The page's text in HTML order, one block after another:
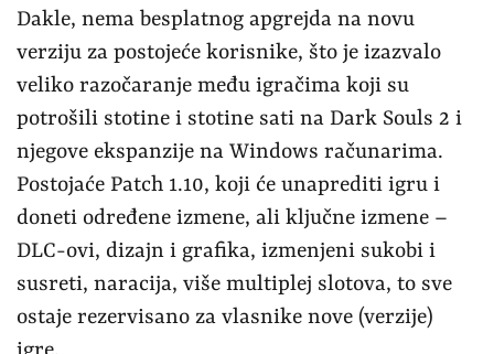
Dakle, nema besplatnog apgrejda na novu
verziju za postojeće korisnike, što je izazvalo
veliko razočaranje među igračima koji su
potrošili stotine i stotine sati na Dark Souls 2 i
njegove ekspanzije na Windows računarima.
Postojaće Patch 1.10, koji će unaprediti igru i
doneti određene izmene, ali ključne izmene –
DLC-ovi, dizajn i grafika, izmenjeni sukobi i
susreti, naracija, više multiplej slotova, to sve
ostaje rezervisano za vlasnike nove (verzije)